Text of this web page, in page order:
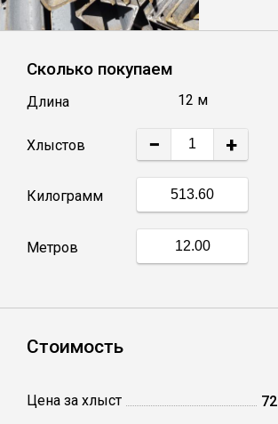
Полоса
Квадрат стальной
Труба профильная
Швеллер
Сколько покупаем
Длина 12 м
Хлыстов − +
Килограмм
Метров
Стоимость
Цена за хлыст